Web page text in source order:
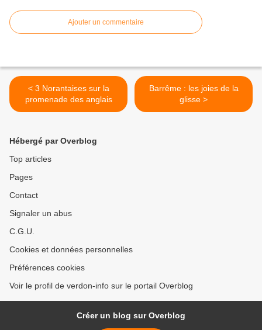
Ajouter un commentaire
< 3 Norantaises sur la
promenade des anglais
Barrême : les joies de la
glisse >
Hébergé par Overblog
Top articles
Pages
Contact
Signaler un abus
C.G.U.
Cookies et données personnelles
Préférences cookies
Voir le profil de verdon-info sur le portail Overblog
Créer un blog sur Overblog